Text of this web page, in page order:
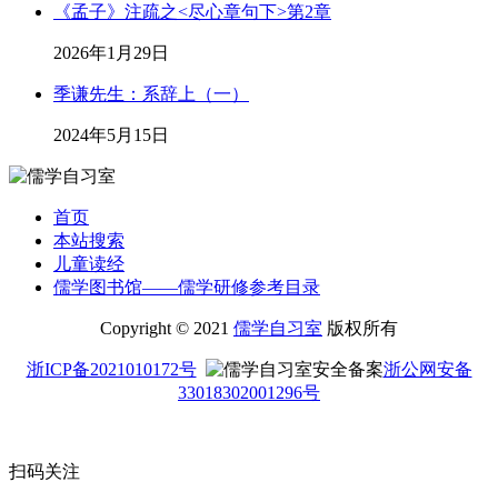
《孟子》注疏之<尽心章句下>第2章
2026年1月29日
季谦先生：系辞上（一）
2024年5月15日
首页
本站搜索
儿童读经
儒学图书馆——儒学研修参考目录
Copyright © 2021 儒学自习室 版权所有
浙ICP备2021010172号
浙公网安备
33018302001296号
扫码关注